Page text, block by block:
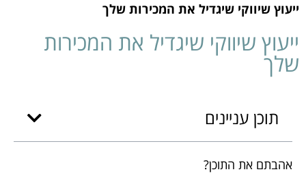
ייעוץ שיווקי שיגדיל את המכירות שלך
ייעוץ שיווקי שיגדיל את המכירות
שלך
תוכן עניינים
אהבתם את התוכן?